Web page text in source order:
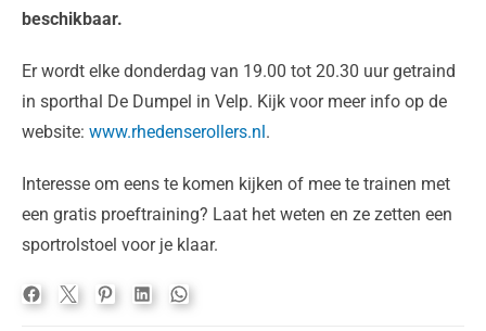
beschikbaar.
Er wordt elke donderdag van 19.00 tot 20.30 uur getraind
in sporthal De Dumpel in Velp. Kijk voor meer info op de
website: www.rhedenserollers.nl.
Interesse om eens te komen kijken of mee te trainen met
een gratis proeftraining? Laat het weten en ze zetten een
sportrolstoel voor je klaar.